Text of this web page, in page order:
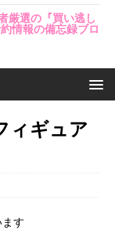
厳選の『買い逃し
情報の備忘録ブロ
ィギュア
す